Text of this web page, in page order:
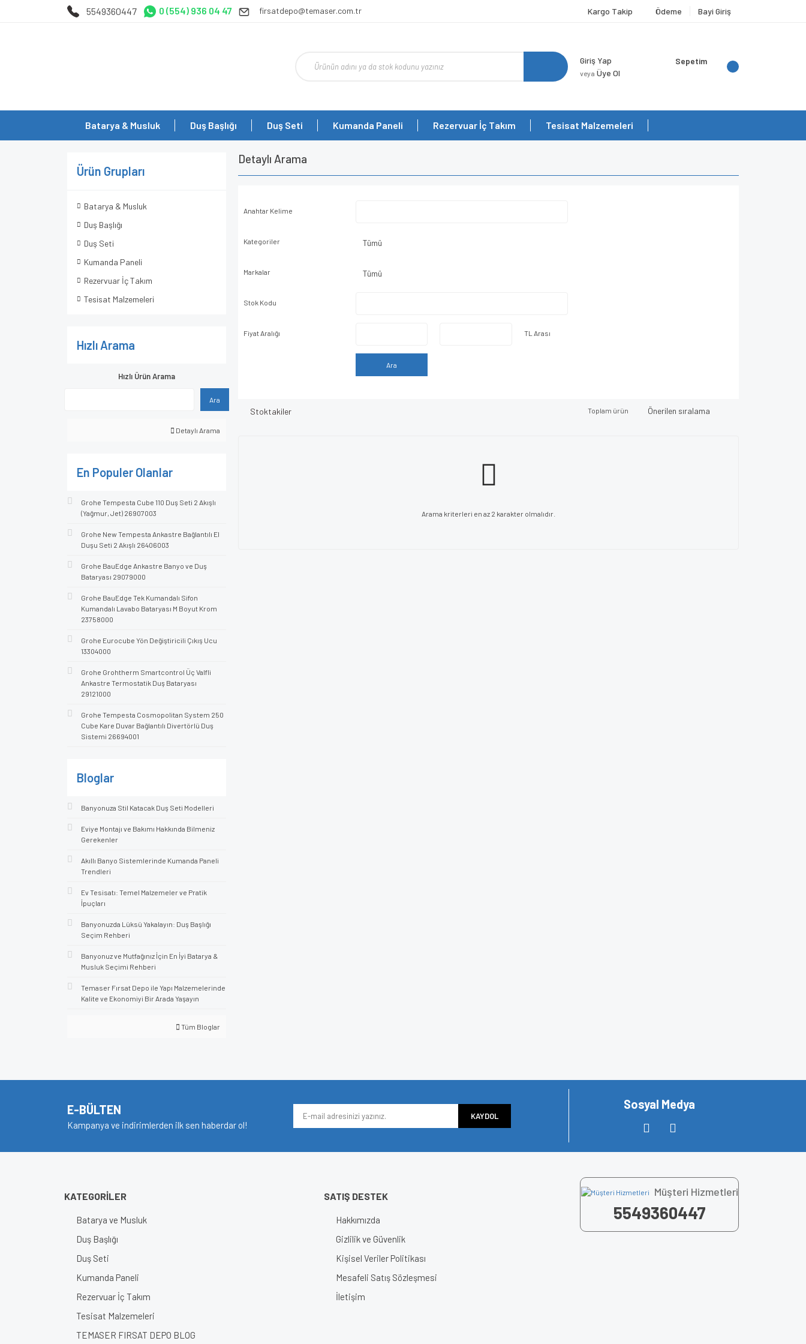
5549360447 0 (554) 936 04 47 firsatdepo@temaser.com.tr Kargo Takip Ödeme Bayi Giriş
Giriş Yap
veya Üye Ol
Sepetim
Batarya & Musluk Duş Başlığı Duş Seti Kumanda Paneli Rezervuar İç Takım Tesisat Malzemeleri
Ürün Grupları
Batarya & Musluk
Duş Başlığı
Duş Seti
Kumanda Paneli
Rezervuar İç Takım
Tesisat Malzemeleri
Hızlı Arama
Hızlı Ürün Arama
Ara
Detaylı Arama
En Populer Olanlar
Grohe Tempesta Cube 110 Duş Seti 2 Akışlı
(Yağmur, Jet) 26907003
Grohe New Tempesta Ankastre Bağlantılı El
Duşu Seti 2 Akışlı 26406003
Grohe BauEdge Ankastre Banyo ve Duş
Bataryası 29079000
Grohe BauEdge Tek Kumandalı Sifon
Kumandalı Lavabo Bataryası M Boyut Krom
23758000
Grohe Eurocube Yön Değiştiricili Çıkış Ucu
13304000
Grohe Grohtherm Smartcontrol Üç Valfli
Ankastre Termostatik Duş Bataryası
29121000
Grohe Tempesta Cosmopolitan System 250
Cube Kare Duvar Bağlantılı Divertörlü Duş
Sistemi 26694001
Bloglar
Banyonuza Stil Katacak Duş Seti Modelleri
Eviye Montajı ve Bakımı Hakkında Bilmeniz
Gerekenler
Akıllı Banyo Sistemlerinde Kumanda Paneli
Trendleri
Ev Tesisatı: Temel Malzemeler ve Pratik
İpuçları
Banyonuzda Lüksü Yakalayın: Duş Başlığı
Seçim Rehberi
Banyonuz ve Mutfağınız İçin En İyi Batarya &
Musluk Seçimi Rehberi
Temaser Fırsat Depo ile Yapı Malzemelerinde
Kalite ve Ekonomiyi Bir Arada Yaşayın
Tüm Bloglar
Detaylı Arama
Anahtar Kelime
Kategoriler
Markalar
Stok Kodu
Fiyat Aralığı TL Arası
Ara
Stoktakiler Toplam ürün
Arama kriterleri en az 2 karakter olmalıdır.
E-BÜLTEN
Kampanya ve indirimlerden ilk sen haberdar ol!
KAYDOL
Sosyal Medya
KATEGORİLER
Batarya ve Musluk
Duş Başlığı
Duş Seti
Kumanda Paneli
Rezervuar İç Takım
Tesisat Malzemeleri
TEMASER FIRSAT DEPO BLOG
SATIŞ DESTEK
Hakkımızda
Gizlilik ve Güvenlik
Kişisel Veriler Politikası
Mesafeli Satış Sözleşmesi
İletişim
Müşteri Hizmetleri
5549360447